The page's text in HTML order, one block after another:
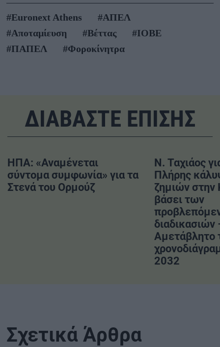
#Euronext Athens
#ΑΠΕΛ
#Αποταμίευση
#Βέττας
#ΙΟΒΕ
#ΠΑΠΕΛ
#Φοροκίνητρα
ΔΙΑΒΑΣΤΕ ΕΠΙΣΗΣ
ΗΠΑ: «Αναμένεται
σύντομα συμφωνία» για τα
Στενά του Ορμούζ
Ν. Ταχιάος
Πλήρης
ζημιών στην
βάσει των
διαδικασιών
Αμετάβλητο
2032
Σχετικά Άρθρα